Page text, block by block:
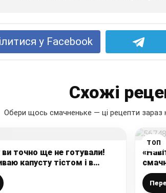
у Facebook
Схожі
Обери щось смачненьке — ці рецепти зараз
ви точно ще не готували!
капусту тістом і в
скручую в рулет,
руку за перевіреним
ТОП